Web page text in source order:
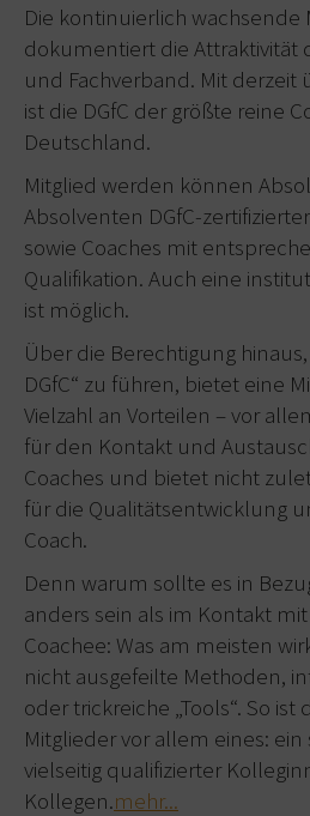
Die kontinuierlich wachsende
dokumentiert die Attraktivität
und Fachverband. Mit derzeit
ist die DGfC der größte reine
Deutschland.
Mitglied werden können
Absolventen DGfC-
sowie Coaches mit
Qualifikation. Auch eine
ist möglich.
Über die Berechtigung
DGfC“ zu führen, bietet eine
Vielzahl an Vorteilen – vor
für den Kontakt und
Coaches und bietet nicht
für die Qualitätsentwicklung
Coach.
Denn warum sollte es in
anders sein als im Kontakt
Coachee: Was am meisten
nicht ausgefeilte Methoden,
oder trickreiche „Tools“. So ist
Mitglieder vor allem eines:
vielseitig qualifizierter
Kollegen.mehr...